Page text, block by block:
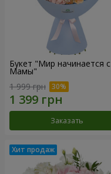
Букет "Мир начинается с
Мамы"
1 999 грн
Заказать